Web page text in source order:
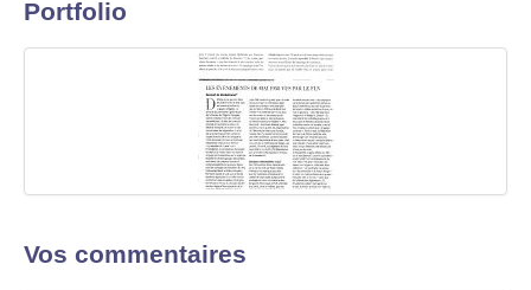
Portfolio
Vos commentaires